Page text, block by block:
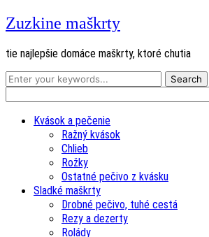
Zuzkine maškrty
tie najlepšie domáce maškrty, ktoré chutia
Kvások a pečenie
Ražný kvások
Chlieb
Rožky
Ostatné pečivo z kvásku
Sladké maškrty
Drobné pečivo, tuhé cestá
Rezy a dezerty
Rolády